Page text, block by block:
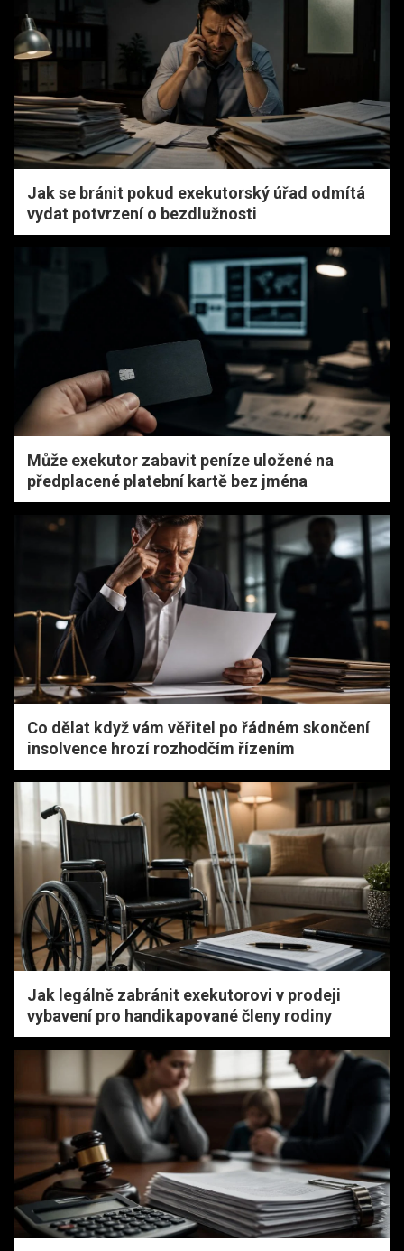
Jak se bránit pokud exekutorský úřad odmítá
vydat potvrzení o bezdlužnosti
Může exekutor zabavit peníze uložené na
předplacené platební kartě bez jména
Co dělat když vám věřitel po řádném skončení
insolvence hrozí rozhodčím řízením
Jak legálně zabránit exekutorovi v prodeji
vybavení pro handikapované členy rodiny